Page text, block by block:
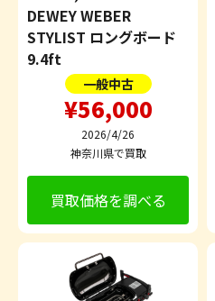
DEWEY WEBER
STYLIST ロングボード
9.4ft
一般中古
¥56,000
2026/4/26
神奈川県で買取
買取価格を調べる